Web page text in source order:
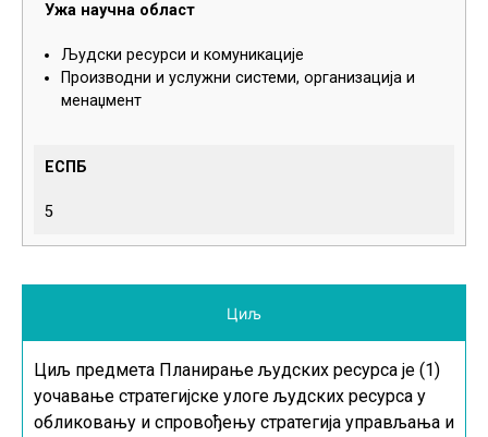
Ужа научна област
Људски ресурси и комуникације
Производни и услужни системи, организација и
менаџмент
ЕСПБ
5
Циљ
Циљ предмета Планирање људских ресурса је (1)
уочавање стратегијске улоге људских ресурса у
обликовању и спровођењу стратегија управљања и